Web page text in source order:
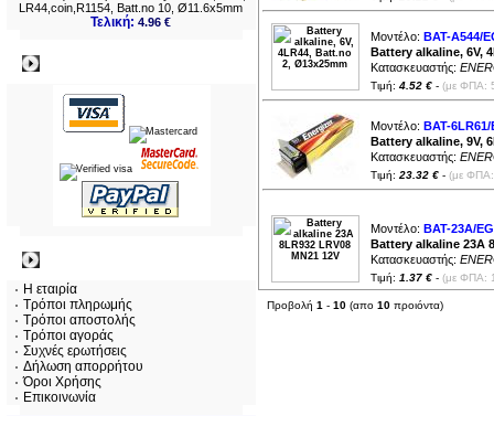
LR44,coin,R1154, Batt.no 10, Ø11.6x5mm
Τελική:4.96 €
Η εταιρία
Τρόποι πληρωμής
Τρόποι αποστολής
Τρόποι αγοράς
Συχνές ερωτήσεις
Δήλωση απορρήτου
Όροι Χρήσης
Επικοινωνία
Μοντέλο: BAT-A544/
Battery alkaline, 6V,
Κατασκευαστής:
Τιμή: 4.52 € - (με ΦΠΑ:
Μοντέλο: BAT-
Battery alkaline, 9V,
Κατασκευαστής:
Τιμή: 23.32 € - (με
Μοντέλο: BAT-23A/
Battery alkaline 23A
Κατασκευαστής:
Τιμή: 1.37 € - (με ΦΠΑ:
Προβολή 1 - 10 (απο 10 προιόντα)